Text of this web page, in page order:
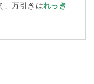
、万引きはれっき